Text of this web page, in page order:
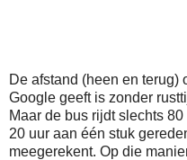
De afstand (heen en terug)
Google geeft is zonder
Maar de bus rijdt slechts
20 uur aan één stuk
meegerekent. Op die